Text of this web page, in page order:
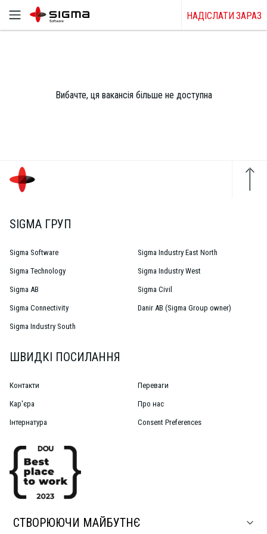
НАДІСЛАТИ ЗАРАЗ
Вибачте, ця вакансія більше не доступна
SIGMA ГРУП
Sigma Software
Sigma Technology
Sigma AB
Sigma Connectivity
Sigma Industry South
Sigma Industry East North
Sigma Industry West
Sigma Civil
Danir AB (Sigma Group owner)
ШВИДКІ ПОСИЛАННЯ
Контакти
Кар'єра
Інтернатура
Переваги
Про нас
Consent Preferences
СТВОРЮЮЧИ МАЙБУТНЄ